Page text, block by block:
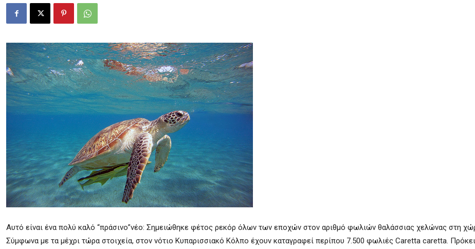
Aυτό είναι ένα πολύ καλό “πράσινο”νέο: Σημειώθηκε φέτος ρεκόρ όλων των εποχών στον αριθμό φωλιών θαλάσσιας χελώνας στη
Σύμφωνα με τα μέχρι τώρα στοιχεία, στον νότιο Κυπαρισσιακό Κόλπο έχουν καταγραφεί περίπου 7.500 φωλιές Caretta caretta.